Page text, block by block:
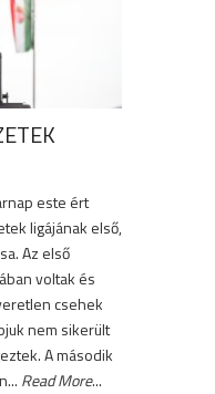
este ért
ligájának első,
Az első
voltak és
csehek
nem sikerült
A második
Read More...